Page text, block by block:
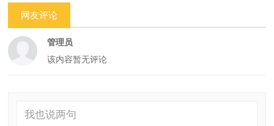
网友评论
管理员
该内容暂无评论